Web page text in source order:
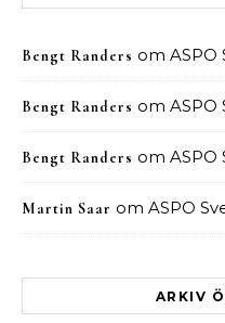
Bengt Randers om ASPO
Bengt Randers om ASPO
Bengt Randers om ASPO
Martin Saar om ASPO
ARKIV